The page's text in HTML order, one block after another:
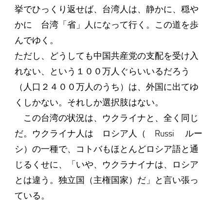
挙でひっくり返せば、台湾人は、静かに、穏や
かに 台湾「省」人になって行く。この道を歩
んでゆく。
ただし、どうしても中国共産党の支配を受け入
れない、という１００万人ぐらいいるだろう
（人口２４００万人のうち）は、外国に出てゆ
くしかない。それしか選択肢はない。
この台湾の状況は、ウクライナと、全く同じ
だ。ウクライナ人は ロシア人（ Russi ルー
シ）の一種で、コトバもほとんどロシア語と通
じるくせに、「いや、ウクラナイナは、ロシア
とは違う。独立国（主権国家）だ」と言い張っ
ている。